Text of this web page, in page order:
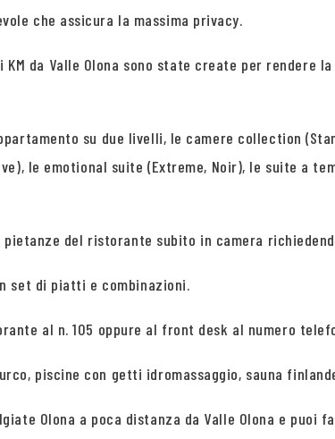
che assicura la massima privacy.
da Valle Olona sono state create per rendere
su due livelli, le camere collection
le emotional suite (Extreme, Noir), le suite a
del ristorante subito in camera
set di piatti e combinazioni.
al n. 105 oppure al front desk al numero
piscine con getti idromassaggio, sauna
Olona a poca distanza da Valle Olona e